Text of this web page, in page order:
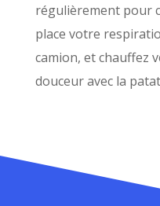
régulièrement pour
place votre
camion, et chauffez
douceur avec la